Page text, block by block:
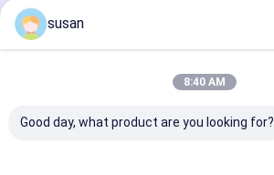
Produits Recommandés
susan
8:40 AM
Good day, what product are you looking for?